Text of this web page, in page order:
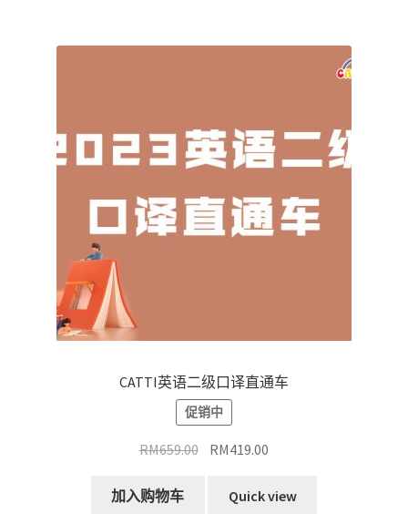
CATTI英语二级口译直通车
促销中
RM659.00 原RM419.00
价
加入购物车 Quick view